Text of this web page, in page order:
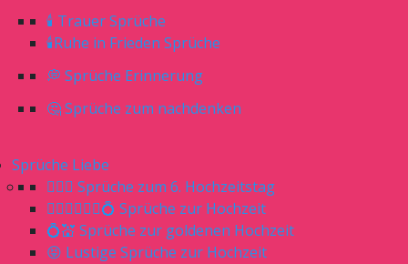
🕯 Trauer Sprüche
🕯Ruhe in Frieden Sprüche
💭 Sprüche Erinnerung
🤔 Sprüche zum nachdenken
Sprüche Liebe
👰🏼‍♀️ Sprüche zum 6. Hochzeitstag
👰🏼‍♀️🤵🏼‍♂️💍 Sprüche zur Hochzeit
💍💒 Sprüche zur goldenen Hochzeit
😝 Lustige Sprüche zur Hochzeit